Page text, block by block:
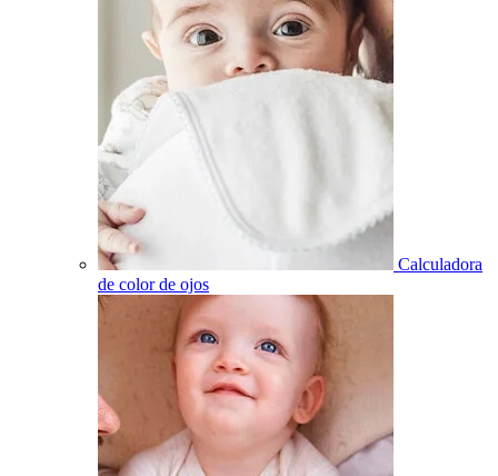
Calculadora
de color de ojos